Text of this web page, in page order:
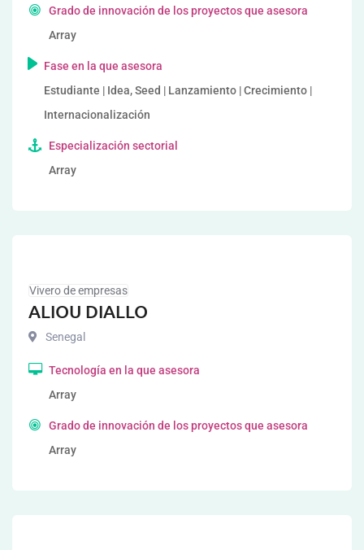
Grado de innovación de los proyectos que asesora
Array
Fase en la que asesora
Estudiante | Idea, Seed | Lanzamiento | Crecimiento |
Internacionalización
Especialización sectorial
Array
Vivero de empresas
ALIOU DIALLO
Senegal
Tecnología en la que asesora
Array
Grado de innovación de los proyectos que asesora
Array